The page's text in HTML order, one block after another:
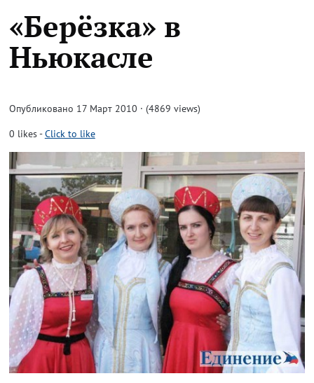
«Берёзка» в
Ньюкасле
Опубликовано 17 Март 2010 · (4869 views)
0 likes-Click to like